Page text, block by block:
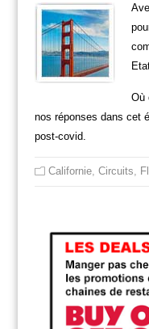
Où
nos réponses dans cet
post-covid.
Californie, Circuits